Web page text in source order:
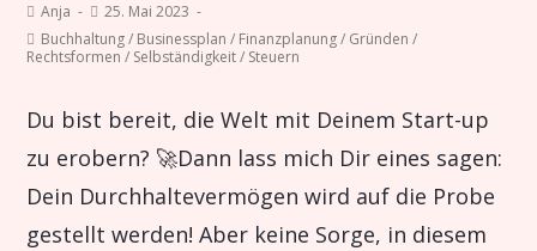
Anja
25. Mai 2023
Buchhaltung / Businessplan / Finanzplanung / Gründen /
Rechtsformen / Selbständigkeit / Steuern
Du bist bereit, die Welt mit Deinem Start-up
zu erobern? 🚀Dann lass mich Dir eines sagen:
Dein Durchhaltevermögen wird auf die Probe
gestellt werden! Aber keine Sorge, in diesem